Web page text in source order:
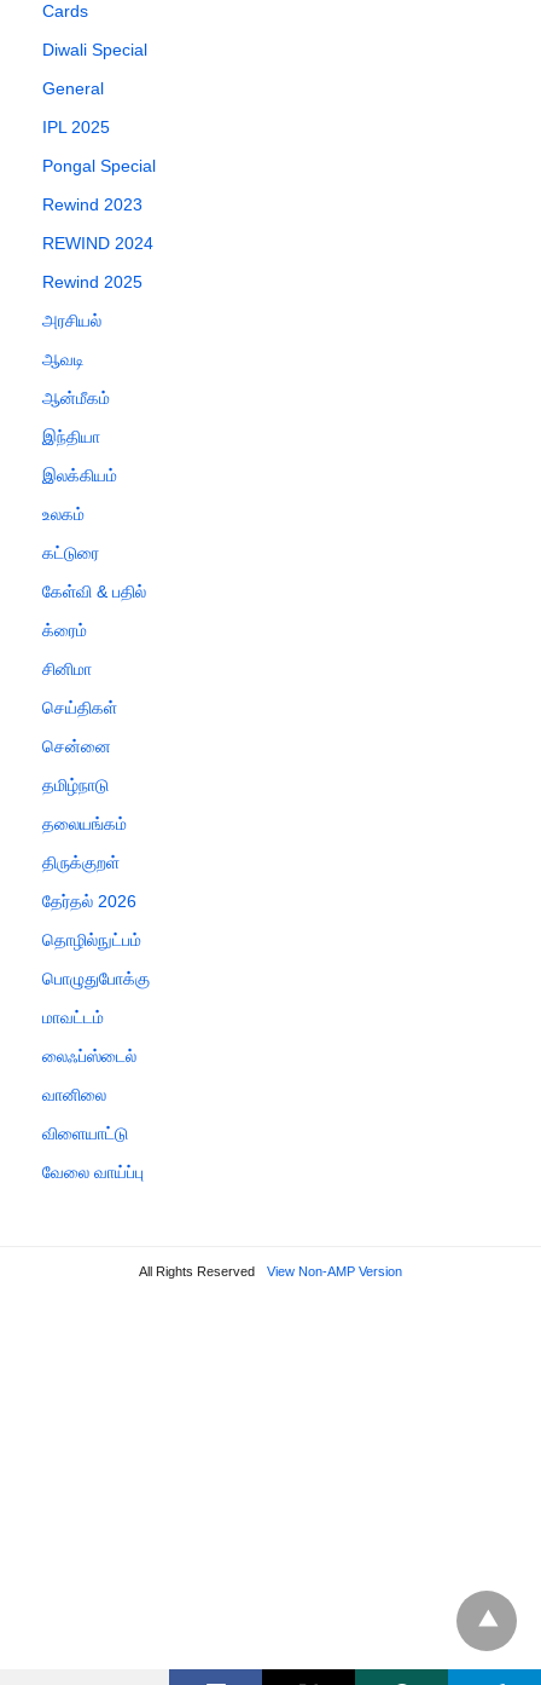
Cards
Diwali Special
General
IPL 2025
Pongal Special
Rewind 2023
REWIND 2024
Rewind 2025
அரசியல்
ஆவடி
ஆன்மீகம்
இந்தியா
இலக்கியம்
உலகம்
கட்டுரை
கேள்வி & பதில்
க்ரைம்
சினிமா
செய்திகள்
சென்னை
தமிழ்நாடு
தலையங்கம்
திருக்குறள்
தேர்தல் 2026
தொழில்நுட்பம்
பொழுதுபோக்கு
மாவட்டம்
லைஃப்ஸ்டைல்
வானிலை
விளையாட்டு
வேலை வாய்ப்பு
All Rights Reserved View Non-AMP Version